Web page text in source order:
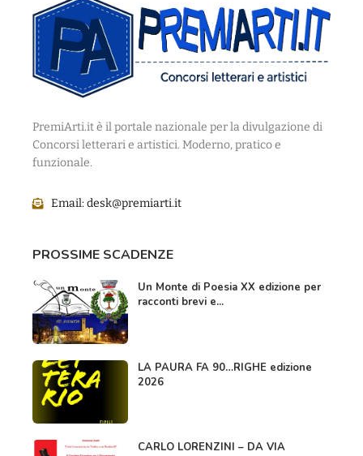
PremiArti.it è il portale nazionale per la divulgazione di
Concorsi letterari e artistici. Moderno, pratico e
funzionale.
Email:desk@premiarti.it
PROSSIME SCADENZE
Un Monte di Poesia XX edizione per
racconti brevi e...
LA PAURA FA 90…RIGHE edizione
2026
CARLO LORENZINI – DA VIA